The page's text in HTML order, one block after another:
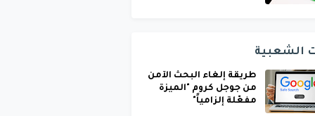
الشعبية
طريقة إلغاء البحث الآمن
من جوجل كروم "الميزة
مفعّلة إلزامياً"